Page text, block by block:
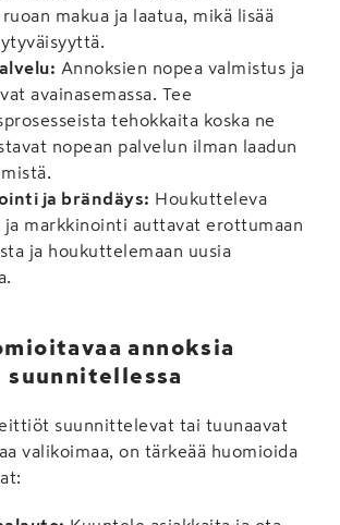
makua ja laatua, mikä lisää
Annoksien nopea valmistus ja
avainasemassa. Tee
tehokkaita koska ne
nopean palvelun ilman laadun
ja brändäys: Houkutteleva
ja markkinointi auttavat erottumaan
ja houkuttelemaan uusia
annoksia
suunnitellessa
suunnittelevat tai tuunaavat
valikoimaa, on tärkeää huomioida